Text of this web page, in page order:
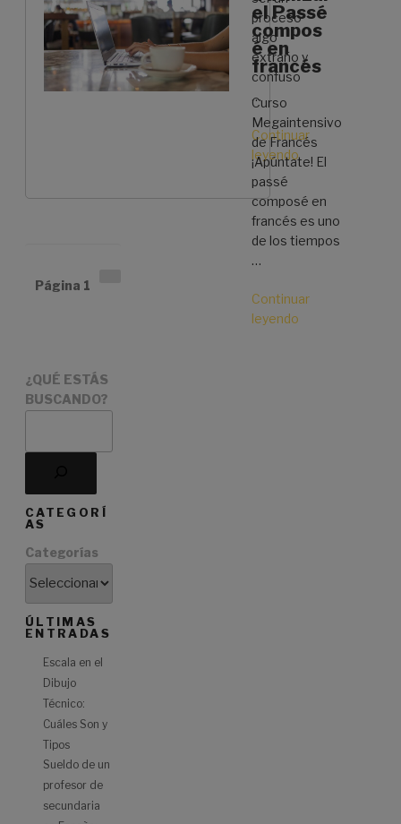
proceso
algo
extraño y
confuso
…
Continuar
leyendo«L’heure:
sobre
el Passé
compos
é en
francés
Curso
Megaintensivo
de Francés
¡Apúntate! El
passé
composé en
francés es uno
de los tiempos
…
Continuar
leyendo
Paginación
de
Página 1
¿QUÉ ESTÁS
BUSCANDO?
CATEGORÍ
AS
Categorías
ÚLTIMAS
ENTRADAS
Escala en el
Dibujo
Técnico:
Cuáles Son y
Tipos
Sueldo de un
profesor de
secundaria